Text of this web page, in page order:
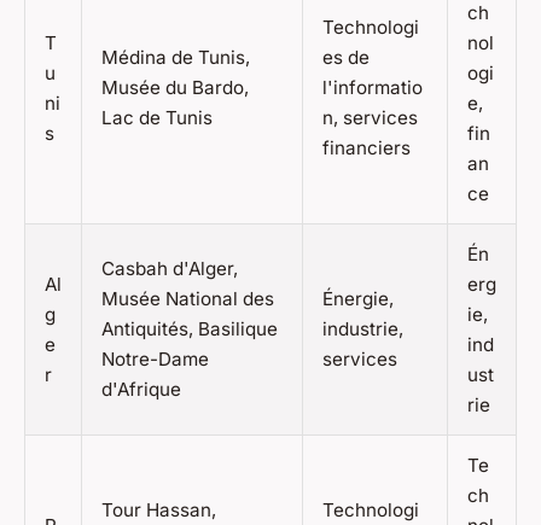
T
u
ni
s
Médina de Tunis,
Musée du Bardo,
Lac de Tunis
Technologi
es de
l'informatio
n, services
financiers
ch
nol
ogi
e,
fin
an
ce
Al
g
e
r
Casbah d'Alger,
Musée National des
Antiquités, Basilique
Notre-Dame
d'Afrique
Énergie,
industrie,
services
Én
erg
ie,
ind
ust
rie
Tour Hassan, Technologi
Te
ch